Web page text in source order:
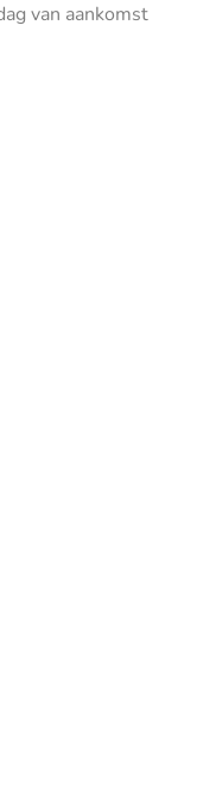
van aankomst